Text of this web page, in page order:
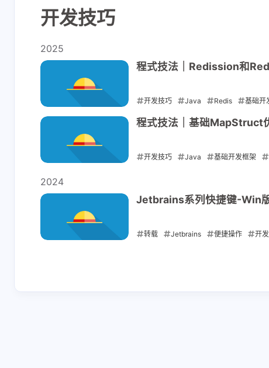
Saga模式的
的详细代码（
GnaixEuy
显示出来就可以申请
步！友情链接审核平
均需要3个工作日，请
友链，避免审核失
GnaixEuy
已添加，欢迎来访👏
Elykia
佬，交换一下
接]descr: 致
开发技巧
2025
程式技法｜Redission和
开发技巧 Java Redis 基础开
2025-06-06
程式技法｜基础MapStruct
开发技巧 Java 基础开发框架
2024
Jetbrains系列快捷键-Win
转载 Jetbrains 便捷操作 开